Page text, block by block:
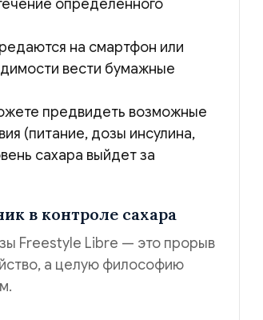
определенного
на смартфон или
вести бумажные
предвидеть возможные
(питание, дозы инсулина,
сахара выйдет за
в контроле сахара
Freestyle Libre — это прорыв
а целую философию